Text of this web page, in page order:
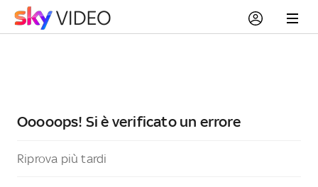
Ooooops! Si è verificato un errore
Riprova più tardi